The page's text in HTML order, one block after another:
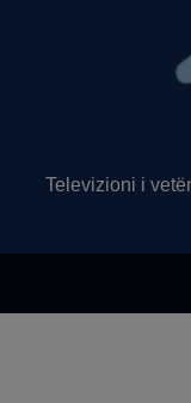
Televizioni i